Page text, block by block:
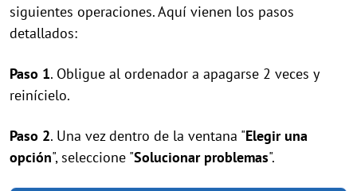
siguientes operaciones. Aquí vienen los pasos
detallados:
Paso 1. Obligue al ordenador a apagarse 2 veces y
reinícielo.
Paso 2. Una vez dentro de la ventana "Elegir una
opción", seleccione "Solucionar problemas".